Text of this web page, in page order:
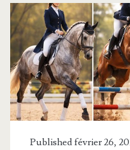
Étiquette :
équestres
nature</
Published février 26,